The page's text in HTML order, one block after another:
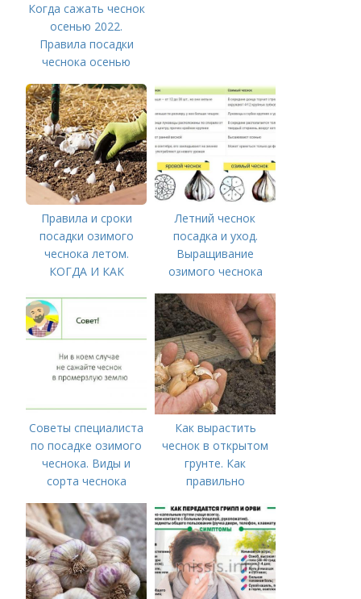
Когда сажать чеснок
осенью 2022.
Правила посадки
чеснока осенью
Правила и сроки
посадки озимого
чеснока летом.
КОГДА И КАК
ПОСАДИТЬ ОЗИМЫЙ
ЧЕСНОК
Летний чеснок
посадка и уход.
Выращивание
озимого чеснока
Советы специалиста
по посадке озимого
чеснока. Виды и
сорта чеснока
Как вырастить
чеснок в открытом
грунте. Как
правильно
открытом грунте